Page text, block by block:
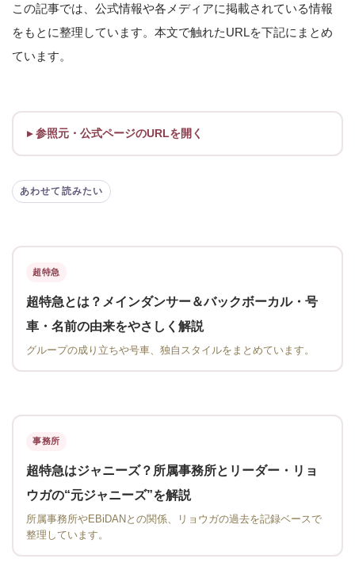
この記事では、公式情報や各メディアに掲載されている情報
をもとに整理しています。本文で触れたURLを下記にまとめ
ています。
参照元・公式ページのURLを開く
あわせて読みたい
超特急
超特急とは？メインダンサー＆バックボーカル・号
車・名前の由来をやさしく解説
グループの成り立ちや号車、独自スタイルをまとめています。
事務所
超特急はジャニーズ？所属事務所とリーダー・リョ
ウガの“元ジャニーズ”を解説
所属事務所やEBiDANとの関係、リョウガの過去を記録ベースで
整理しています。